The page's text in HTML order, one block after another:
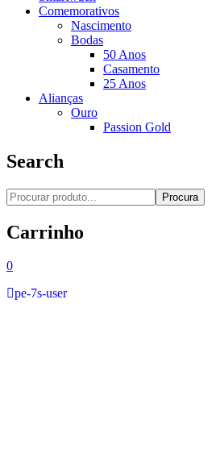
Comemorativos
Nascimento
Bodas
50 Anos
Casamento
25 Anos
Alianças
Ouro
Passion Gold
Search
Procura
Carrinho
0
pe-7s-user